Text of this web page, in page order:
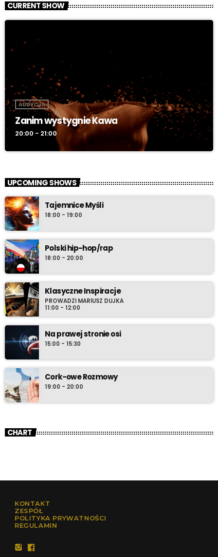
CURRENT SHOW
AUDYCJA
Zanim wystygnie Kawa
20:00 - 21:00
UPCOMING SHOWS
Tajemnice Myśli
18:00 - 19:00
Polski hip-hop/rap
18:00 - 20:00
Klasyczne Inspiracje
PROWADZI MARIUSZ DUJKA
11:00 - 12:00
Na prawej stronie osi
15:00 - 15:30
Cork-owe Rozmowy
19:00 - 20:00
CHART
KONTAKT
ZESPÓŁ
POLITYKA PRYWATNOŚCI
REGULAMIN